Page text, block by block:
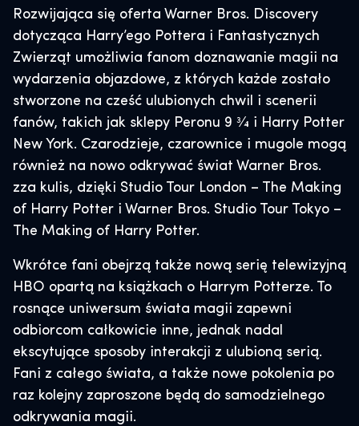
Rozwijająca się oferta Warner Bros. Discovery
dotycząca Harry’ego Pottera i Fantastycznych
Zwierząt umożliwia fanom doznawanie magii na
wydarzenia objazdowe, z których każde zostało
stworzone na cześć ulubionych chwil i scenerii
fanów, takich jak sklepy Peronu 9 3⁄4 i Harry Potter
New York. Czarodzieje, czarownice i mugole mogą
również na nowo odkrywać świat Warner Bros.
zza kulis, dzięki Studio Tour London – The Making
of Harry Potter i Warner Bros. Studio Tour Tokyo –
The Making of Harry Potter.
Wkrótce fani obejrzą także nową serię telewizyjną
HBO opartą na książkach o Harrym Potterze. To
rosnące uniwersum świata magii zapewni
odbiorcom całkowicie inne, jednak nadal
ekscytujące sposoby interakcji z ulubioną serią.
Fani z całego świata, a także nowe pokolenia po
raz kolejny zaproszone będą do samodzielnego
odkrywania magii.